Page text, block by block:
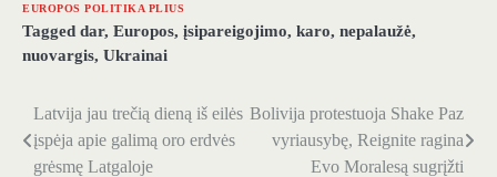
EUROPOS POLITIKA PLIUS
Tagged dar, Europos, įsipareigojimo, karo, nepalaužė,
nuovargis, Ukrainai
Navigacija
tarp
Latvija jau trečią dieną iš eilės
įspėja apie galimą oro erdvės
grėsmę Latgaloje
Bolivija protestuoja Shake Paz
vyriausybę, Reignite ragina
Evo Moralesą sugrįžti